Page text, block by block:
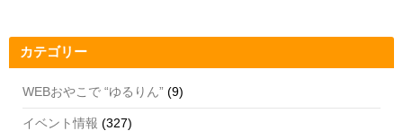
o
k
e
C
h
カテゴリー
WEBおやこで “ゆるりん” (9)
イベント情報 (327)